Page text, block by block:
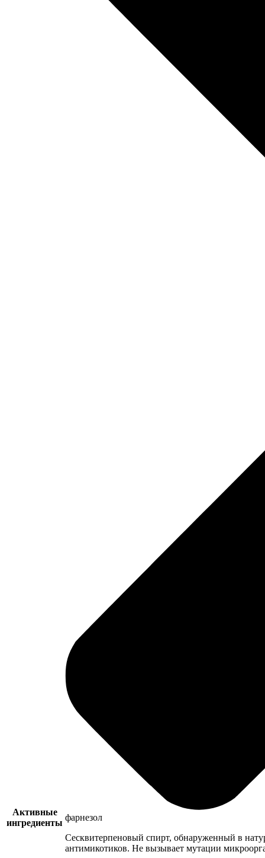
Активные
ингредиенты
фарнезол
Сесквитерпеновый спирт, обнаруженный в
антимикотиков. Не вызывает мутации